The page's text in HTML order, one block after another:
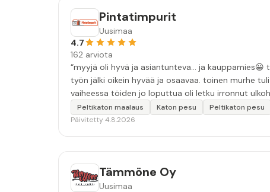
Pintatimpurit
Uusimaa
4.7
162 arviota
“myyjä oli hyvä ja asiantunteva... ja kauppamies😀 työn laatu oli hyvä. moitteina: ensimmäinen sovittu pesuaika
työn jälki oikein hyvää ja osaavaa. toinen murhe
vaiheessa töiden jo loputtua oli letku irronnut
tarkkuutta hommiin ja hyvä tulee. ”
Peltikaton maalaus Katon pesu
Peltikaton pesu
Päivitetty 4.8.2026
Tämmöne Oy
Uusimaa